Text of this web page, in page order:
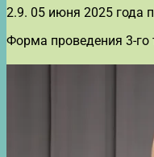
2.9. 05 июня 2025 года
Форма проведения 3-го